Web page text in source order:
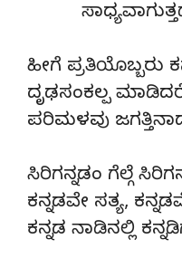
ಹೀಗೆ ಪ್ರತಿಯೊಬ್ಬರು
ದೃಢಸಂಕಲ್ಪ
ಪರಿಮಳವು
ಸಿರಿಗನ್ನಡಂ ಗೆಲ್ಗೆ
ಕನ್ನಡವೇ ಸತ್ಯ,
ಕನ್ನಡ ನಾಡಿನಲ್ಲಿ